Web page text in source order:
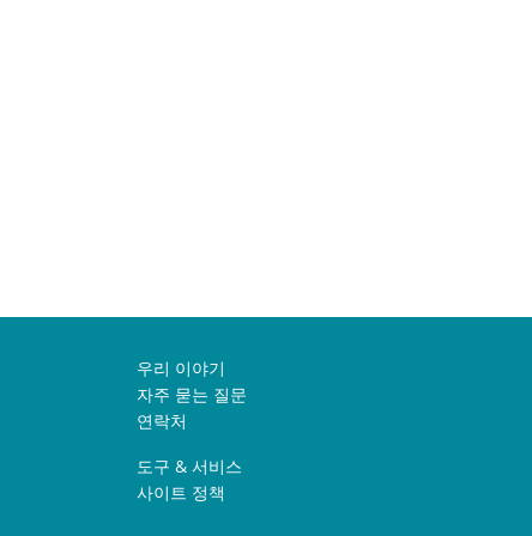
우리 이야기
자주 묻는 질문
연락처
도구 & 서비스
사이트 정책